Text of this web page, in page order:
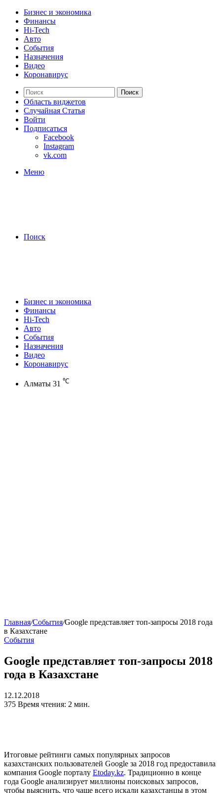
Бизнес и экономика
Финансы
Hi-Tech
Авто
События
Назначения
Видео
Коронавирус
Поиск
Область виджетов
Случайная Статья
Войти
Подписаться
Facebook
Instagram
vk.com
Меню
Поиск
Бизнес и экономика
Финансы
Hi-Tech
Авто
События
Назначения
Видео
Коронавирус
Алматы 31 ℃
Главная/События/Google представляет топ-запросы 2018 года
в Казахстане
События
Google представляет топ-запросы 2018
года в Казахстане
12.12.2018
375 Время чтения: 2 мин.
Итоговые рейтинги самых популярных запросов
казахстанских пользователей Google за 2018 год предоставила
компания Google порталу Etoday.kz. Традиционно в конце
года Google анализирует миллионы поисковых запросов,
чтобы выяснить, что чаще всего искали казахстанцы в этом